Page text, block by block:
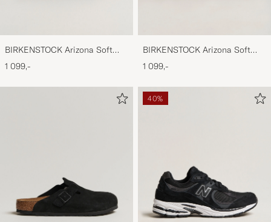
BIRKENSTOCK Arizona Soft
Footbed Mocca Suede
1 099,-
BIRKENSTOCK Arizona Soft
Footbed Taupe Suede
1 099,-
40%